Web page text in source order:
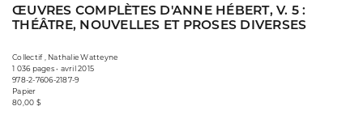
ŒUVRES COMPLÈTES D'ANNE HÉBERT, V. 5 :
THÉÂTRE, NOUVELLES ET PROSES DIVERSES
Collectif , Nathalie Watteyne
1 036 pages • avril 2015
978-2-7606-2187-9
Papier
80,00 $